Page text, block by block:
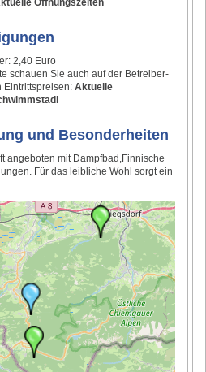
2,40 Euro
schauen Sie auch auf der Betreiber-
Eintrittspreisen:Aktuelle
und Besonderheiten
angeboten mit Dampfbad,Finnische
Für das leibliche Wohl sorgt ein